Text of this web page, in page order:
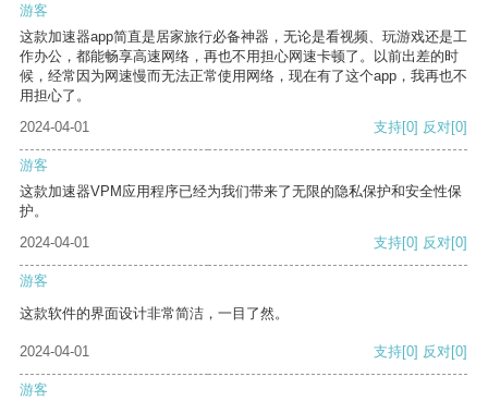
游客
这款加速器app简直是居家旅行必备神器，无论是看视频、玩游戏还是工
作办公，都能畅享高速网络，再也不用担心网速卡顿了。以前出差的时
候，经常因为网速慢而无法正常使用网络，现在有了这个app，我再也不
用担心了。
2024-04-01
支持[0] 反对[0]
游客
这款加速器VPM应用程序已经为我们带来了无限的隐私保护和安全性保
护。
2024-04-01
支持[0] 反对[0]
游客
这款软件的界面设计非常简洁，一目了然。
2024-04-01 支持[0] 反对[0]
游客